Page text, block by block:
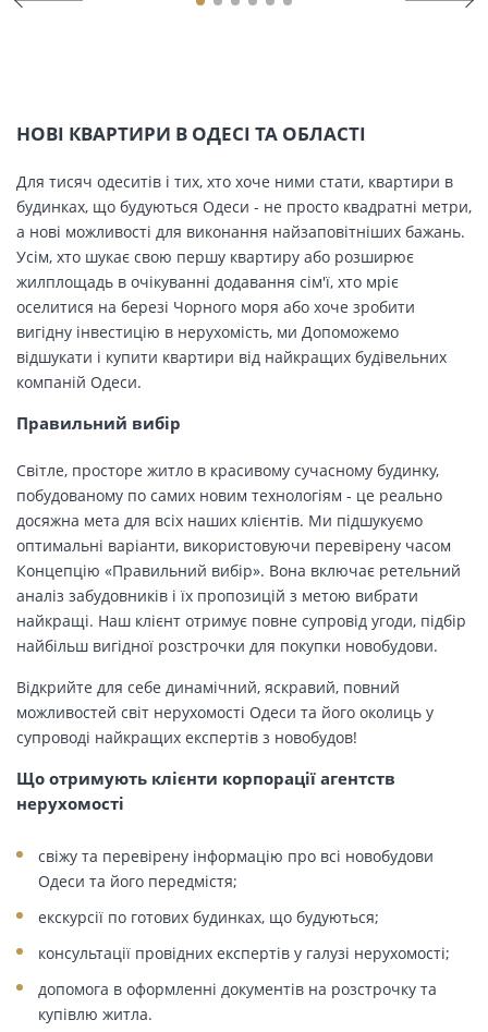
НОВІ КВАРТИРИ В ОДЕСІ ТА ОБЛАСТІ
Для тисяч одеситів і тих, хто хоче ними стати, квартири в
будинках, що будуються Одеси - не просто квадратні метри,
а нові можливості для виконання найзаповітніших бажань.
Усім, хто шукає свою першу квартиру або розширює
жилплощадь в очікуванні додавання сім'ї, хто мріє
оселитися на березі Чорного моря або хоче зробити
вигідну інвестицію в нерухомість, ми Допоможемо
відшукати і купити квартири від найкращих будівельних
компаній Одеси.
Правильний вибір
Світле, просторе житло в красивому сучасному будинку,
побудованому по самих новим технологіям - це реально
досяжна мета для всіх наших клієнтів. Ми підшукуємо
оптимальні варіанти, використовуючи перевірену часом
Концепцію «Правильний вибір». Вона включає ретельний
аналіз забудовників і їх пропозицій з метою вибрати
найкращі. Наш клієнт отримує повне супровід угоди, підбір
найбільш вигідної розстрочки для покупки новобудови.
Відкрийте для себе динамічний, яскравий, повний
можливостей світ нерухомості Одеси та його околиць у
супроводі найкращих експертів з новобудов!
Що отримують клієнти корпорації агентств
нерухомості
свіжу та перевірену інформацію про всі новобудови
Одеси та його передмістя;
екскурсії по готових будинках, що будуються;
консультації провідних експертів у галузі нерухомості;
допомога в оформленні документів на розстрочку та
купівлю житла.